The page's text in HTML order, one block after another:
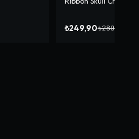
₺249,90₺289,90